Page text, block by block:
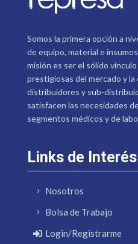
Somos la primera opción a
de equipo, material e
misión es ser el sólido
prestigiosas del mercado y
distribuidores y sub-
satisfacen las necesidades
segmentos médicos y de
Links de Interés
Nosotros
Bolsa de Trabajo
Login/Registrarme